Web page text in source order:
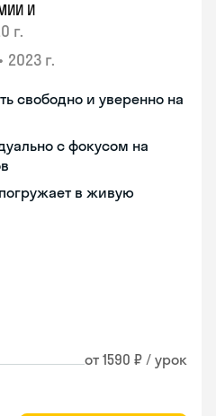
И
г.
• 2023 г.
свободно и уверенно на
с фокусом на
в живую
от 1590 ₽ / урок